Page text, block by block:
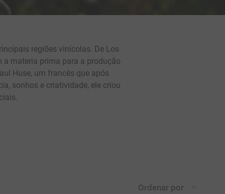
regiões vinicolas. De Los
a materia prima para a produção
Huse, um francês que após
sonhos e criatividade, ele criou
Ordenar por